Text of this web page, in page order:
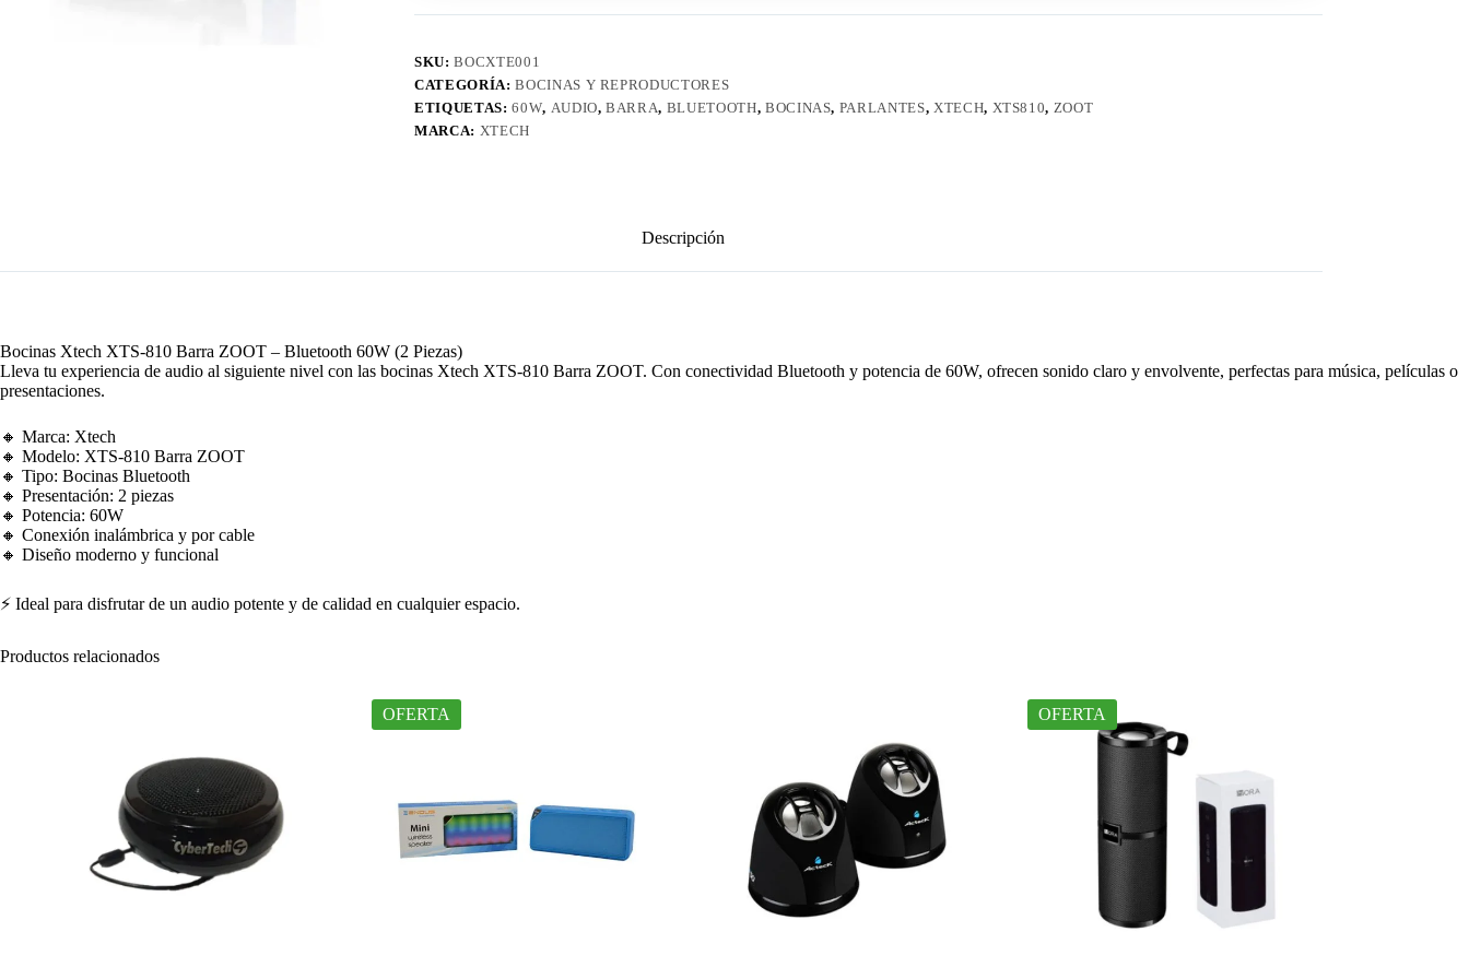
60W
SKU:BOCXTE001
CATEGORÍA:BOCINAS Y REPRODUCTORES
ETIQUETAS:60W, AUDIO,BARRA, BLUETOOTH, BOCINAS, PARLANTES, XTECH, XTS810, ZOOT
MARCA: XTECH
Descripción
Bocinas Xtech XTS-810 Barra ZOOT – Bluetooth 60W (2 Piezas)
Lleva tu experiencia de audio al siguiente nivel con las bocinas Xtech XTS-810 Barra ZOOT. Con conectividad Bluetooth y potencia de 60W, ofrecen sonido claro y envolvente, perfectas para música, películas o
presentaciones.
🔸 Marca: Xtech
🔸 Modelo: XTS-810 Barra ZOOT
🔸 Tipo: Bocinas Bluetooth
🔸 Presentación: 2 piezas
🔸 Potencia: 60W
🔸 Conexión inalámbrica y por cable
🔸 Diseño moderno y funcional
⚡ Ideal para disfrutar de un audio potente y de calidad en cualquier espacio.
Productos relacionados
OFERTA OFERTA